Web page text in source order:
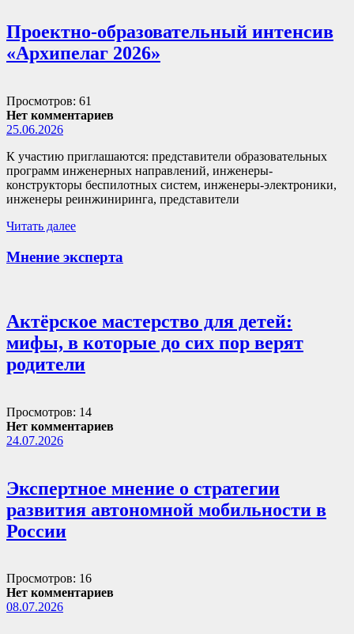
Проектно-образовательный интенсив
«Архипелаг 2026»
Просмотров: 61
Нет комментариев
25.06.2026
К участию приглашаются: представители образовательных
программ инженерных направлений, инженеры-
конструкторы беспилотных систем, инженеры-электроники,
инженеры реинжиниринга, представители
Читать далее
Мнение эксперта
Актёрское мастерство для детей:
мифы, в которые до сих пор верят
родители
Просмотров: 14
Нет комментариев
24.07.2026
Экспертное мнение о стратегии
развития автономной мобильности в
России
Просмотров: 16
Нет комментариев
08.07.2026